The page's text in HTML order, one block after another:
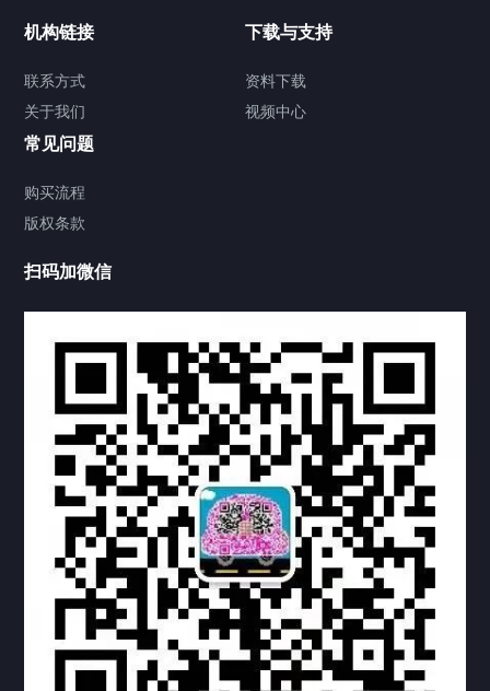
签署类文件海牙认证程序费用
视频中心
热门标签 TAG
机构链接
联系方式 关于我们
下载与支持
资料下载 视频中心
常见问题
购买流程 版权条款
机构链接
联系方式
关于我们
下载与支持
资料下载
视频中心
常见问题
购买流程
版权条款
扫码加微信